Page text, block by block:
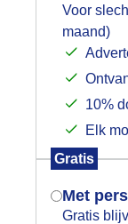
Voor
maand)
10%
Elk
Gratis
Met
Gratis
Mogen
Indien je
gegeven,
je